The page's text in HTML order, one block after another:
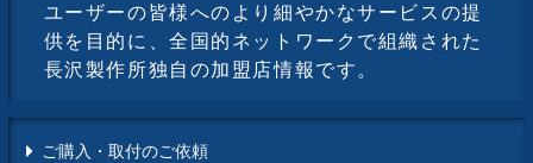
ユーザーの皆様へのより細やかなサービスの提
供を目的に、全国的ネットワークで組織された
長沢製作所独自の加盟店情報です。
ご購入・取付のご依頼